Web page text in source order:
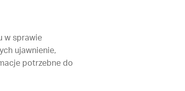
w sprawie
ujawnienie,
potrzebne do